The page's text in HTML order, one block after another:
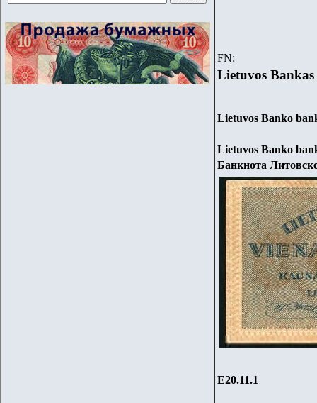
FN:
Lietuvos Bankas
Lietuvos Banko
Lietuvos Banko
Банкнота
Е20.11.1